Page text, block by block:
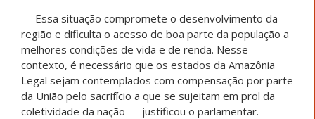
— Essa situação compromete o desenvolvimento da
região e dificulta o acesso de boa parte da população a
melhores condições de vida e de renda. Nesse
contexto, é necessário que os estados da Amazônia
Legal sejam contemplados com compensação por parte
da União pelo sacrifício a que se sujeitam em prol da
coletividade da nação — justificou o parlamentar.